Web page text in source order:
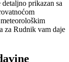
prikazan sa
za Rudnik vam daje